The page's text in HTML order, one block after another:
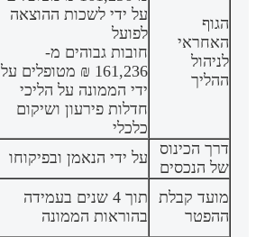
הגוף
האחראי
לניהול
ההליך
על ידי לשכות ההוצאה
לפועל
חובות גבוהים מ-
161,236 ₪ מטופלים על
ידי הממונה על הליכי
חדלות פירעון ושיקום
כלכלי
דרך הכינוס
של הנכסים
על ידי הנאמן ובפיקוחו
מועד קבלת
ההפטר
תוך 4 שנים בעמידה
בהוראות הממונה